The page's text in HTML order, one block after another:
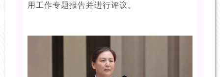
用工作专题报告并进行评议。